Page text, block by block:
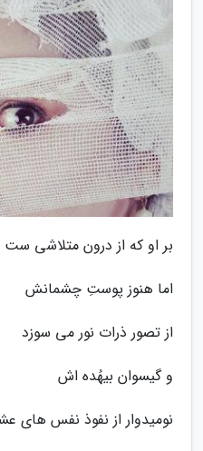
بر او که از درون متلاشی ست
اما هنوز پوستِ چشمانش
از تصور ذرات نور می سوزد
و گیسوان بیهُده اش
نومیدوار از نفوذ نفس های